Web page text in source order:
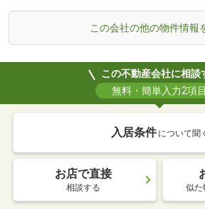
この会社の他の物件情報
この不動産会社に相談
無料・簡単入力2項目
入居条件 について聞
お店で直接
相談する 似た